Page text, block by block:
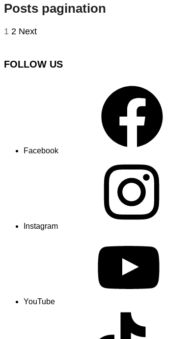
Posts pagination
1 2 Next
FOLLOW US
Facebook
Instagram
YouTube